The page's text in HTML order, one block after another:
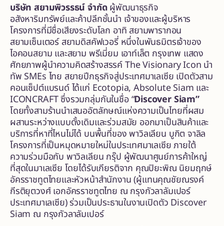
บริษัท สยามพิวรรธน์ จำกัดผู้พัฒนาธุรกิจ
อสังหาริมทรัพย์และค้าปลีกชั้นนำ เจ้าของและผู้บริหาร
โครงการที่มีชื่อเสียงระดับโลก อาทิ สยามพารากอน
สยามเซ็นเตอร์ สยามดิสคัฟเวอรี่ หนึ่งในพันธมิตรเจ้าของ
ไอคอนสยาม และสยาม พรีเมี่ยม เอาท์เล็ต กรุงเทพ แสดง
ศักยภาพผู้นำความคิดสร้างสรรค์ The Visionary Icon นำ
ทัพ SMEs ไทย สยายปีกธุรกิจสู่ประเทศมาเลเซีย เปิดตัวสาม
คอนเซ็ปต์แบรนด์ ได้แก่ Ecotopia, Absolute Siam และ
ICONCRAFT ซึ่งรวมกลุ่มกันในชื่อ “Discover Siam”
โดยทั้งสามร้านนำเสนออัตลักษณ์แห่งความเป็นไทยที่ผสม
ผสานระหว่างแบบดั้งเดิมและร่วมสมัย ออกมาเป็นสินค้าและ
บริการที่หาที่ไหนไม่ได้ บนพื้นที่ของ พาวิลเลียน บูกิต จาลิล
โครงการที่เป็นหมุดหมายใหม่ในประเทศมาเลเซีย ภายใต้
ความร่วมมือกับ พาวิลเลียน กรุ๊ป ผู้พัฒนาศูนย์การค้าใหญ่
ที่สุดในมาเลเซีย โดยได้รับเกียรติจาก คุณปิยะพิณ นิยมฤกษ์
อัครราชทูตไทยและหัวหน้าสำนักงาน (ผู้แทนคุณชัยณรงค์
กีรติยุตวงศ์ เอกอัครราชทูตไทย ณ กรุงกัวลาลัมเปอร์
ประเทศมาเลเซีย) ร่วมเป็นประธานในงานเปิดตัว Discover
Siam ณ กรุงกัวลาลัมเปอร์